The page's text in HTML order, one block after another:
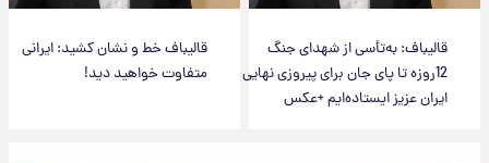
قالیباف: به‌تأسی از شهدای جنگ
12روزه تا پای جان برای پیروزی نهایی
ایران عزیز ایستاده‌ایم +عکس
قالیباف خط و نشان کشید: ایرانی
متفاوت خواهید دید!